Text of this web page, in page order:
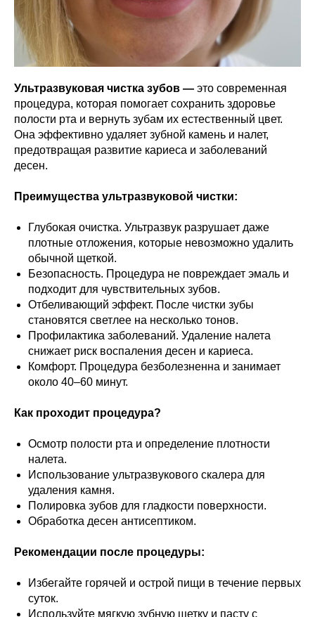
Ультразвуковая чистка зубов — это современная
процедура, которая помогает сохранить здоровье
полости рта и вернуть зубам их естественный цвет.
Она эффективно удаляет зубной камень и налет,
предотвращая развитие кариеса и заболеваний
десен.
Преимущества ультразвуковой чистки:
Глубокая очистка. Ультразвук разрушает даже
плотные отложения, которые невозможно удалить
обычной щеткой.
Безопасность. Процедура не повреждает эмаль и
подходит для чувствительных зубов.
Отбеливающий эффект. После чистки зубы
становятся светлее на несколько тонов.
Профилактика заболеваний. Удаление налета
снижает риск воспаления десен и кариеса.
Комфорт. Процедура безболезненна и занимает
около 40–60 минут.
Как проходит процедура?
Осмотр полости рта и определение плотности
налета.
Использование ультразвукового скалера для
удаления камня.
Полировка зубов для гладкости поверхности.
Обработка десен антисептиком.
Рекомендации после процедуры:
Избегайте горячей и острой пищи в течение первых
суток.
Используйте мягкую зубную щетку и пасту с